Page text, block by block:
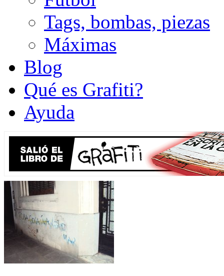
Tags, bombas, piezas
Máximas
Blog
Qué es Grafiti?
Ayuda